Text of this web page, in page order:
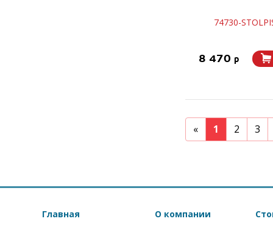
74730-
8 470 p
«Previous
1 2 3
Главная О компании